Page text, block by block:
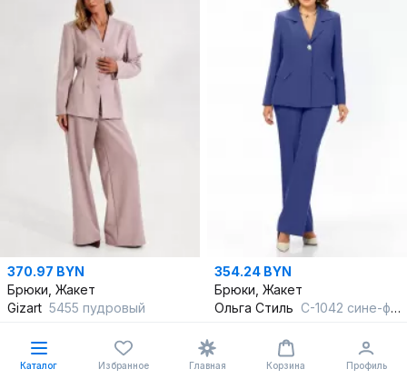
370.97 BYN
Брюки, Жакет
Gizart 5455 пудровый
В корзину
354.24 BYN
Брюки, Жакет
Ольга Стиль С-1042 сине-фиолетовый
В корзину
Каталог Избранное Главная Корзина Профиль